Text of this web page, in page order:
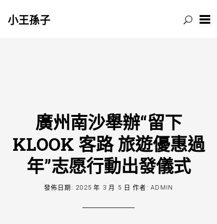
小王孫子
廣州南沙舉辦“留下
KLOOK 客路 旅遊優惠過
年”志愿行動出發儀式
發佈日期: 2025 年 3 月 5 日 作者:ADMIN